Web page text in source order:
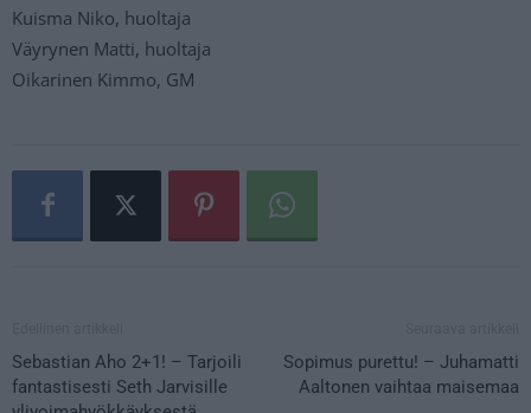
Kuisma Niko, huoltaja
Väyrynen Matti, huoltaja
Oikarinen Kimmo, GM
Sebastian Aho 2+1! – Tarjoili
fantastisesti Seth Jarvisille
Sopimus purettu! – Juhamatti
Aaltonen vaihtaa maisemaa